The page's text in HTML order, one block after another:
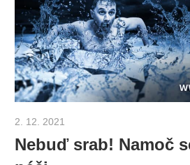
2. 12. 2021
Nebuď srab! Namoč